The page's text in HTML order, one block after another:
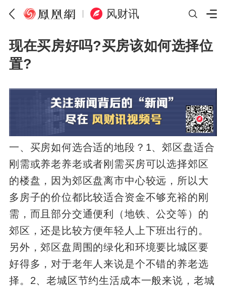
风财讯
现在买房好吗?买房该如何选择位
置?
一、买房如何选合适的地段？1、郊区盘适合
刚需或养老养老或者刚需买房可以选择郊区
的楼盘，因为郊区盘离市中心较远，所以大
多房子的价位都比较适合资金不够充裕的刚
需，而且部分交通便利（地铁、公交等）的
郊区，还是比较方便年轻人上下班出行的。
另外，郊区盘周围的绿化和环境要比城区要
好得多，对于老年人来说是个不错的养老选
择。2、老城区节约生活成本一般来说，老城